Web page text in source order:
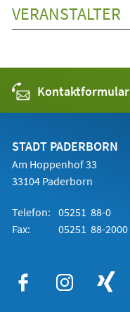
VERANSTALTER
Kontaktformular
STADT PADERBORN
Am Hoppenhof 33
33104 Paderborn
Telefon: 05251 88-0
Fax:
05251 88-2000